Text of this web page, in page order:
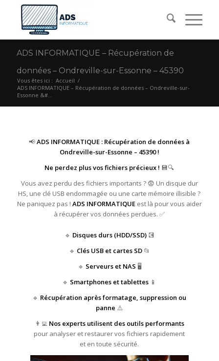
ADS INFORMATIQUE – Récupération de
données – Ondreville-sur-Essonne – 45390
Vous êtes ici : Accueil /
ADS INFORMATIQUE – Récupération de données – Ondreville-sur-
Essonne &#...
📢ADS INFORMATIQUE : Récupération de données à
Ondreville-sur-Essonne – 45390 !
Ne perdez plus vos fichiers précieux ! 💾🔍
Vous avez perdu des fichiers importants ? 😨 Un disque dur
HS, une clé USB endommagée ou une carte mémoire illisible ?
Ne paniquez pas ! ADS INFORMATIQUEest là pour vous aider
à récupérer vos données perdues. ✅
🔹 Disques durs (HDD/SSD)💽
🔹 Clés USB et cartes SD📂
🔹 Serveurs et NAS 🖥️
🔹 Smartphones et tablettes 📱
🔹 Récupération après formatage, suppression ou
panne ⚠️
👨‍💻 Nos experts utilisent des outils performants
pour analyser et restaurer vos fichiers rapidement
et en toute sécurité.